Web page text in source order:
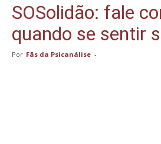
SOSolidão: fale
quando se sentir
Por Fãs da Psicanálise -